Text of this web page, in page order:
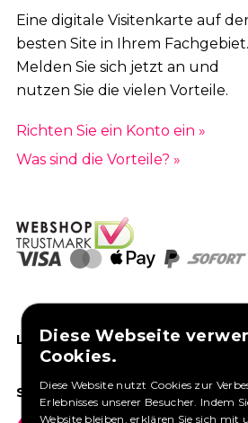
Eine digitale Visitenkarte auf
besten Site in Ihrem Fachgebiet.
Melden Sie sich jetzt an und
nutzen Sie die vielen Vorteile.
Richten Sie ein Konto ein »
Was sind die Vorteile? »
LIKEN SIE UNS AUF FACEBOOK
SOCIAL MEDIA
Diese Webseite
Cookies.
Diese Website nutzt Cookies zur
Erlebnisses unserer Besucher. Indem
Website bleiben, erklären Sie sich mit